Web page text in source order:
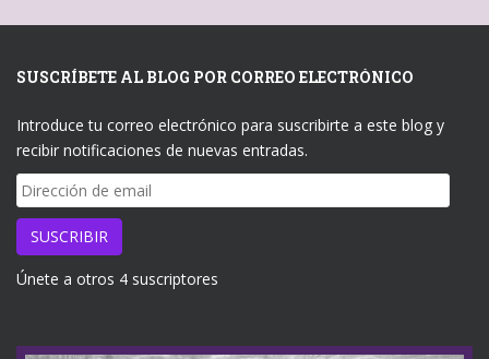
SUSCRÍBETE AL BLOG POR CORREO ELECTRÓNICO
Introduce tu correo electrónico para suscribirte a este blog y
recibir notificaciones de nuevas entradas.
Dirección
de
email
SUSCRIBIR
Únete a otros 4 suscriptores